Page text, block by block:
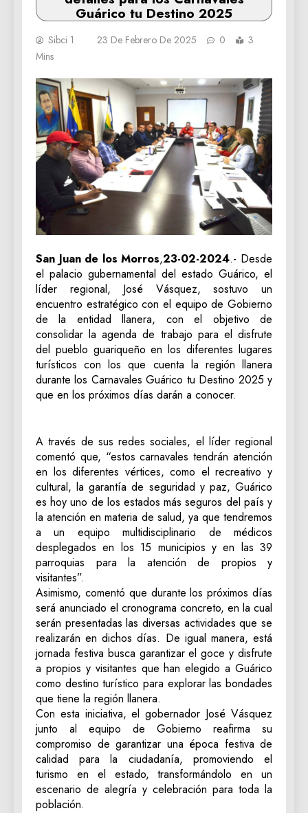
Guárico tu Destino 2025
Sibci 1 23 De Febrero De 2025 0
3
Mins
San Juan de los Morros,23-02-2024.- Desde
el palacio gubernamental del estado Guárico, el
líder regional, José Vásquez, sostuvo un
encuentro estratégico con el equipo de Gobierno
de la entidad llanera, con el objetivo de
consolidar la agenda de trabajo para el disfrute
del pueblo guariqueño en los diferentes lugares
turísticos con los que cuenta la región llanera
durante los Carnavales Guárico tu Destino 2025 y
que en los próximos días darán a conocer.
A través de sus redes sociales, el líder regional
comentó que, “estos carnavales tendrán atención
en los diferentes vértices, como el recreativo y
cultural, la garantía de seguridad y paz, Guárico
es hoy uno de los estados más seguros del país y
la atención en materia de salud, ya que tendremos
a un equipo multidisciplinario de médicos
desplegados en los 15 municipios y en las 39
parroquias para la atención de propios y
visitantes”.
Asimismo, comentó que durante los próximos días
será anunciado el cronograma concreto, en la cual
serán presentadas las diversas actividades que se
realizarán en dichos días. De igual manera, está
jornada festiva busca garantizar el goce y disfrute
a propios y visitantes que han elegido a Guárico
como destino turístico para explorar las bondades
que tiene la región llanera.
Con esta iniciativa, el gobernador José Vásquez
junto al equipo de Gobierno reafirma su
compromiso de garantizar una época festiva de
calidad para la ciudadanía, promoviendo el
turismo en el estado, transformándolo en un
escenario de alegría y celebración para toda la
población.